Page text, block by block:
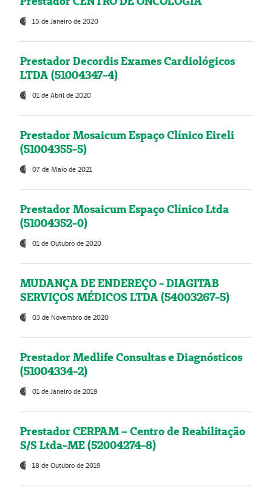
15 de Janeiro de 2020
Prestador Decordis Exames Cardiológicos
LTDA (51004347-4)
01 de Abril de 2020
Prestador Mosaicum Espaço Clínico Eireli
(51004355-5)
07 de Maio de 2021
Prestador Mosaicum Espaço Clínico Ltda
(51004352-0)
01 de Outubro de 2020
MUDANÇA DE ENDEREÇO - DIAGITAB
SERVIÇOS MÉDICOS LTDA (54003267-5)
03 de Novembro de 2020
Prestador Medlife Consultas e Diagnósticos
(51004334-2)
01 de Janeiro de 2019
Prestador CERPAM – Centro de Reabilitação
S/S Ltda-ME (52004274-8)
18 de Outubro de 2019